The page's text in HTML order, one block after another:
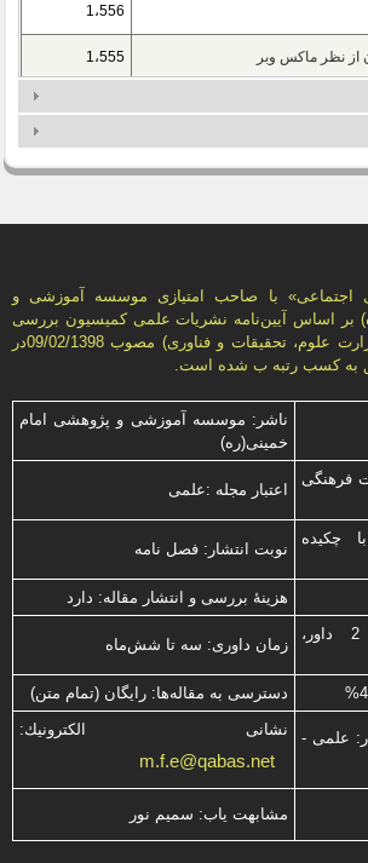
1،556
از نظر ماکس وبر 1،555
حکم قصاص
و هابرماس 1،537
اجتماعی» با صاحب امتیازی موسسه آموزشی و
بر اساس آیین‌نامه نشریات علمی كمیسیون بررسى
نشریات علمى كشور (وزارت علوم، تحقیقات و فناورى) مصوب 09/02/1398در
ناشر: موسسه آموزشی و پژوهشی امام
خمینی(ره)
فرهنگی
اعتبار مجله :علمی
چكیده
نوبت انتشار: فصل نامه
هزینۀ بررسی و انتشار مقاله: دارد
نوع داوری: حداقل 2 داور،
زمان داوری: سه تا شش‌ماه
دسترسی به مقاله‌ها: رایگان (تمام متن)
علمی -
نشانی الكترونیك:
m.f.e@qabas.net
مشابهت ياب: سميم نور